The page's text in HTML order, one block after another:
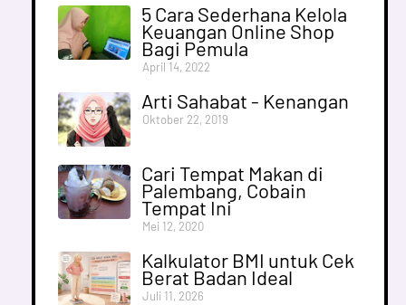
5 Cara Sederhana Kelola
Keuangan Online Shop
Bagi Pemula
April 14, 2022
Arti Sahabat - Kenangan
Oktober 22, 2019
Cari Tempat Makan di
Palembang, Cobain
Tempat Ini
Mei 12, 2020
Kalkulator BMI untuk Cek
Berat Badan Ideal
Juli 11, 2026